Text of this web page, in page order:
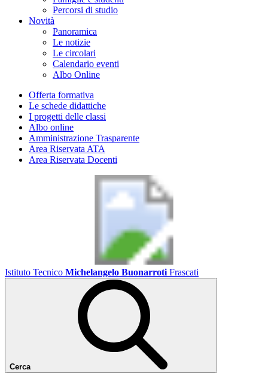
Percorsi di studio
Novità
Panoramica
Le notizie
Le circolari
Calendario eventi
Albo Online
Offerta formativa
Le schede didattiche
I progetti delle classi
Albo online
Amministrazione Trasparente
Area Riservata ATA
Area Riservata Docenti
Istituto Tecnico Michelangelo Buonarroti Frascati
Cerca